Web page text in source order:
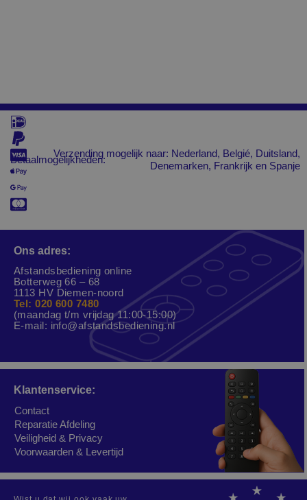
Betaalmogelijkheden:
Verzending mogelijk naar: Nederland, Belgié, Duitsland,
Denemarken, Frankrijk en Spanje
Ons adres:
Afstandsbediening online
Botterweg 66 – 68
1113 HV Diemen-noord
Tel: 020 600 7480
(maandag t/m vrijdag 11:00-15:00)
E-mail: info@afstandsbediening.nl
Klantenservice:
Contact
Reparatie Afdeling
Veiligheid & Privacy
Voorwaarden & Levertijd